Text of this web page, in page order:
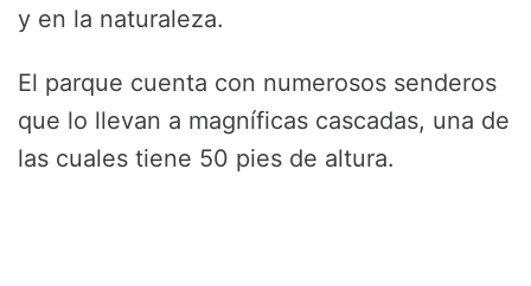
y en la naturaleza.
El parque cuenta con numerosos senderos
que lo llevan a magníficas cascadas, una de
las cuales tiene 50 pies de altura.